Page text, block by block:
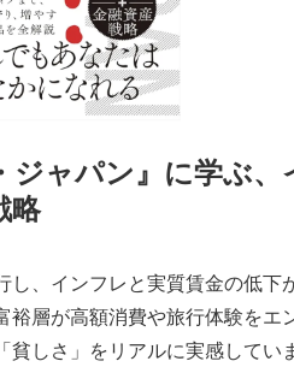
ジャパン』に学ぶ
略
し、インフレと実質賃金の低
裕層が高額消費や旅行体験を
貧しさ」をリアルに実感してい